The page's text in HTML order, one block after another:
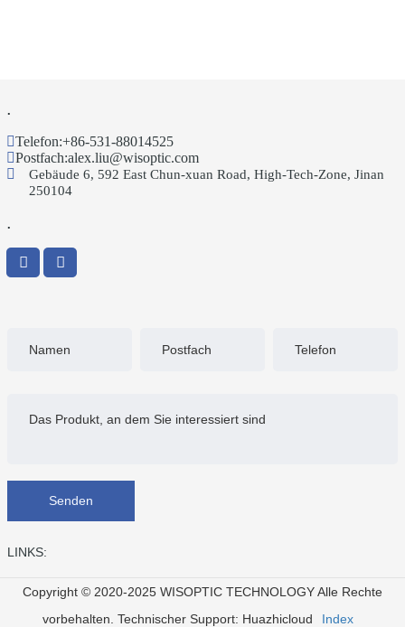
.
Telefon:+86-531-88014525
Postfach:alex.liu@wisoptic.com
Gebäude 6, 592 East Chun-xuan Road, High-Tech-Zone, Jinan
250104
.
Senden
LINKS:
Copyright © 2020-2025 WISOPTIC TECHNOLOGY Alle Rechte
vorbehalten. Technischer Support: Huazhicloud Index